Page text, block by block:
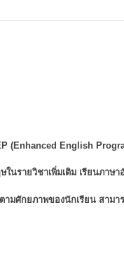
(Enhanced English
ในรายวิชาเพิ่มเติม เรียนภาษ
ามศักยภาพของนักเรียน สามา